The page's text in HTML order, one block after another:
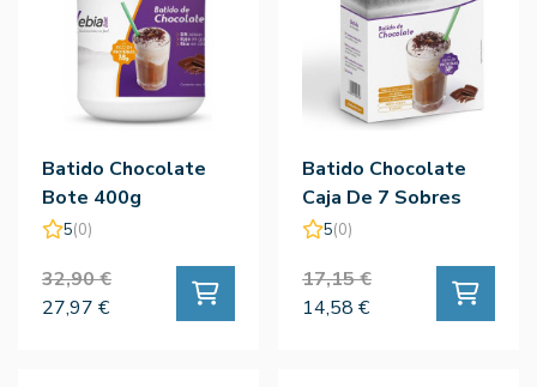
Batido Chocolate
Bote 400g
5(0)
32,90 €
27,97 €
Batido Chocolate
Caja De 7 Sobres
5(0)
17,15 €
14,58 €